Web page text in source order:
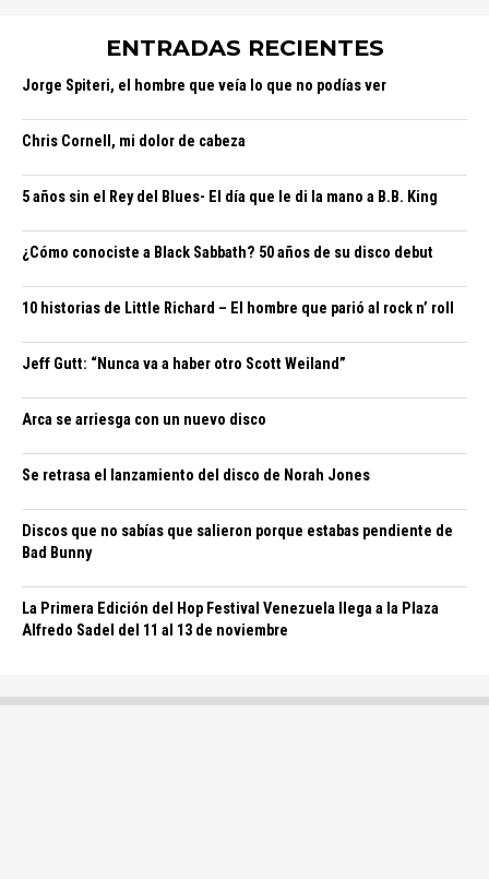
ENTRADAS RECIENTES
Jorge Spiteri, el hombre que veía lo que no podías ver
Chris Cornell, mi dolor de cabeza
5 años sin el Rey del Blues- El día que le di la mano a B.B. King
¿Cómo conociste a Black Sabbath? 50 años de su disco debut
10 historias de Little Richard – El hombre que parió al rock n’ roll
Jeff Gutt: “Nunca va a haber otro Scott Weiland”
Arca se arriesga con un nuevo disco
Se retrasa el lanzamiento del disco de Norah Jones
Discos que no sabías que salieron porque estabas pendiente de
Bad Bunny
La Primera Edición del Hop Festival Venezuela llega a la Plaza
Alfredo Sadel del 11 al 13 de noviembre